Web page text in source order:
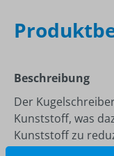
Beschreibung
Der
Kunststoff, was
Kunststoff zu